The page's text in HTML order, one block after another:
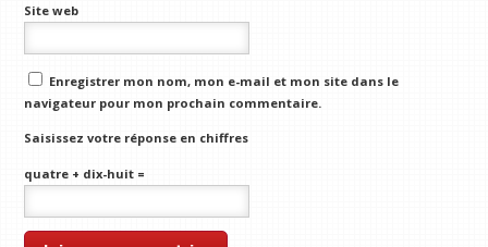
Site web
Enregistrer mon nom, mon e-mail et mon site dans le
navigateur pour mon prochain commentaire.
Saisissez votre réponse en chiffres
quatre + dix-huit =